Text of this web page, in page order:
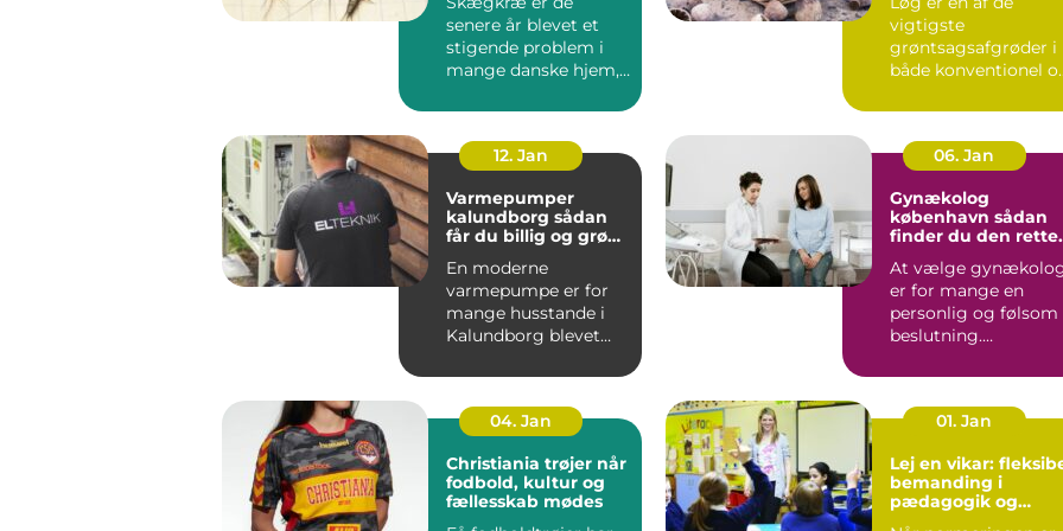
senere år blevet et
stigende problem i
mange danske hjem,
undtagels...
vigtigste
grøntsagsafgrøder i
både konventionel
Når en avle...
12. Jan
Varmepumper
kalundborg sådan
får du billig og grøn
En moderne
varmepumpe er for
mange husstande i
Kalundborg blevet
varmeregning...
06. Jan
Gynækolog
københavn sådan
finder du den rette
At vælge
er for mange en
personlig og følsom
beslutning.
behandlinger for...
04. Jan
Christiania trøjer når
fodbold, kultur og
fællesskab mødes
01. Jan
Lej en vikar:
bemanding i
pædagogik og